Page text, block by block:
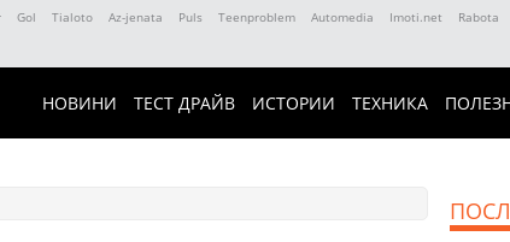
Gol Tialoto Az-jenata Puls Teenproblem Automedia Imoti.net Rabota
НОВИНИ ТЕСТ ДРАЙВ ИСТОРИИ ТЕХНИКА